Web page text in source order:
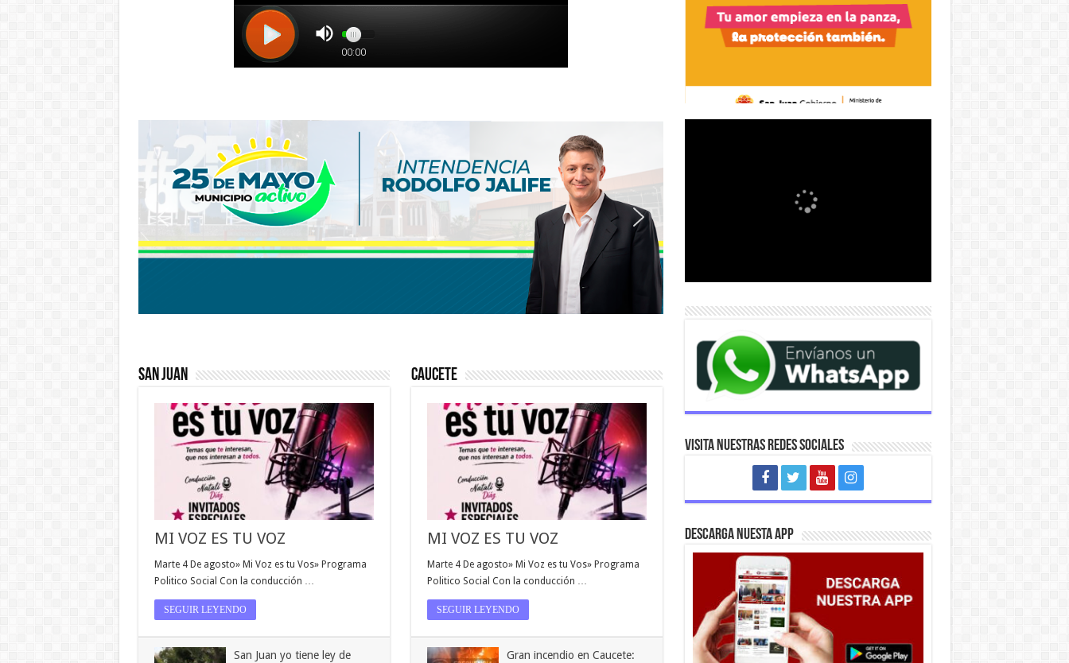
SAN JUAN
MI VOZ ES TU VOZ
Marte 4 De agosto» Mi Voz es tu Vos» Programa
Politico Social Con la conducción …
SEGUIR LEYENDO
San Juan yo tiene ley de
CAUCETE
MI VOZ ES TU VOZ
Marte 4 De agosto» Mi Voz es tu Vos» Programa
Politico Social Con la conducción …
SEGUIR LEYENDO
Gran incendio en Caucete:
VISITA NUESTRAS REDES SOCIALES
DESCARGA NUESTA APP